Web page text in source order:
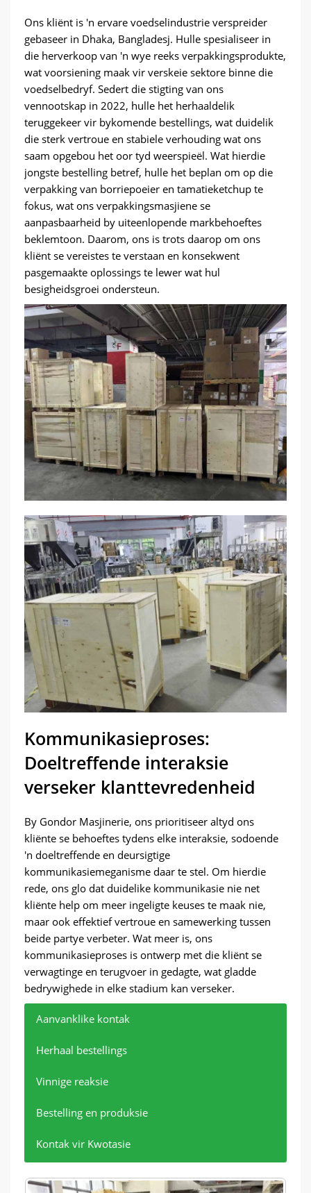
Ons kliënt is 'n ervare voedselindustrie verspreider
gebaseer in Dhaka, Bangladesj. Hulle spesialiseer in
die herverkoop van 'n wye reeks verpakkingsprodukte,
wat voorsiening maak vir verskeie sektore binne die
voedselbedryf. Sedert die stigting van ons
vennootskap in 2022, hulle het herhaaldelik
teruggekeer vir bykomende bestellings, wat duidelik
die sterk vertroue en stabiele verhouding wat ons
saam opgebou het oor tyd weerspieël. Wat hierdie
jongste bestelling betref, hulle het beplan om op die
verpakking van borriepoeier en tamatieketchup te
fokus, wat ons verpakkingsmasjiene se
aanpasbaarheid by uiteenlopende markbehoeftes
beklemtoon. Daarom, ons is trots daarop om ons
kliënt se vereistes te verstaan ​​en konsekwent
pasgemaakte oplossings te lewer wat hul
besigheidsgroei ondersteun.
Kommunikasieproses:
Doeltreffende interaksie
verseker klanttevredenheid
By Gondor Masjinerie, ons prioritiseer altyd ons
kliënte se behoeftes tydens elke interaksie, sodoende
'n doeltreffende en deursigtige
kommunikasiemeganisme daar te stel. Om hierdie
rede, ons glo dat duidelike kommunikasie nie net
kliënte help om meer ingeligte keuses te maak nie,
maar ook effektief vertroue en samewerking tussen
beide partye verbeter. Wat meer is, ons
kommunikasieproses is ontwerp met die kliënt se
verwagtinge en terugvoer in gedagte, wat gladde
bedrywighede in elke stadium kan verseker.
Aanvanklike kontak
Herhaal bestellings
Vinnige reaksie
Bestelling en produksie
Kontak vir Kwotasie
kliënte
kliënte in Bangladesj
reaksie
Op Augustus 16, 2024, die Bangladesj-kliënt het
onmiddellike kwotasie en begin jou projek